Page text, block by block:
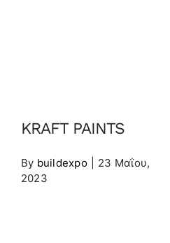
KRAFT PAINTS
By buildexpo
23 Μαΐου,
2023